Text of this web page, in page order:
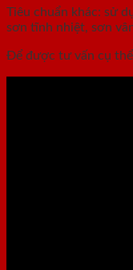
Tiêu chuẩn khác: sử
sơn tĩnh nhiệt, sơn
Để được tư vấn cụ